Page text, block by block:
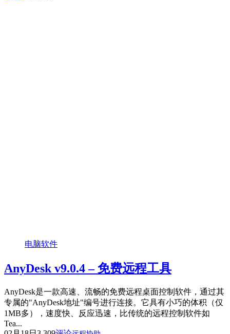
电脑软件
AnyDesk v9.0.4 – 免费远程工具
AnyDesk是一款高速、流畅的免费远程桌面控制软件，通过其
专属的"AnyDesk地址"编号进行连接。它具有小巧的体积（仅
1MB多），速度快、反应迅速，比传统的远程控制软件如
Tea...